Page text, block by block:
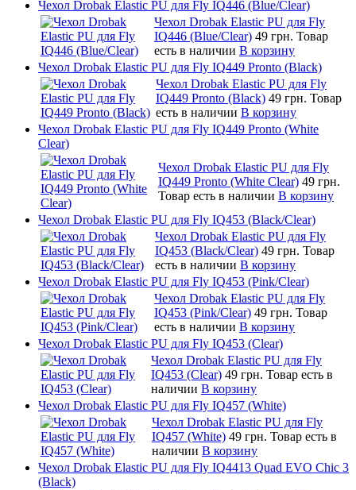
Чехол Drobak Elastic PU для Fly IQ446 (Blue/Сlear)
Чехол Drobak Elastic PU для Fly
IQ446 (Blue/Сlear) 49 грн. Товар
есть в наличии В корзину
Чехол Drobak Elastic PU для Fly IQ449 Pronto (Black)
Чехол Drobak Elastic PU для Fly
IQ449 Pronto (Black) 49 грн. Товар
есть в наличии В корзину
Чехол Drobak Elastic PU для Fly IQ449 Pronto (White
Clear)
Чехол Drobak Elastic PU для Fly
IQ449 Pronto (White Clear) 49 грн.
Товар есть в наличии В корзину
Чехол Drobak Elastic PU для Fly IQ453 (Black/Clear)
Чехол Drobak Elastic PU для Fly
IQ453 (Black/Clear) 49 грн. Товар
есть в наличии В корзину
Чехол Drobak Elastic PU для Fly IQ453 (Pink/Clear)
Чехол Drobak Elastic PU для Fly
IQ453 (Pink/Clear) 49 грн. Товар
есть в наличии В корзину
Чехол Drobak Elastic PU для Fly IQ453 (Clear)
Чехол Drobak Elastic PU для Fly
IQ453 (Clear) 49 грн. Товар есть в
наличии В корзину
Чехол Drobak Elastic PU для Fly IQ457 (White)
Чехол Drobak Elastic PU для Fly
IQ457 (White) 49 грн. Товар есть в
наличии В корзину
Чехол Drobak Elastic PU для Fly IQ4413 Quad EVO Chic 3
(Black)